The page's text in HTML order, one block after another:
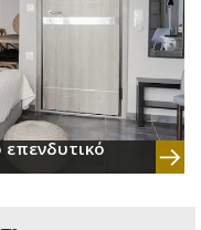
επενδυτικό